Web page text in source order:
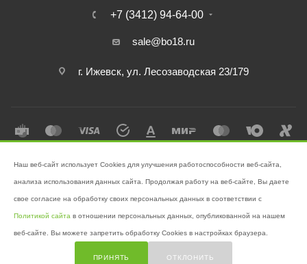
+7 (3412) 94-64-00
sale@bo18.ru
г. Ижевск, ул. Лесозаводская 23/179
поддержании чистоты!
Наш веб-сайт использует Cookies для улучшения работоспособности веб-сайта,
анализа использования данных сайта. Продолжая работу на веб-сайте, Вы даете
свое согласие на обработку своих персональных данных в соответствии с
Политикой сайта в отношении персональных данных, опубликованной на нашем
веб-сайте. Вы можете запретить обработку Cookies в настройках браузера.
ПРИНЯТЬ ОТКЛОНИТЬ